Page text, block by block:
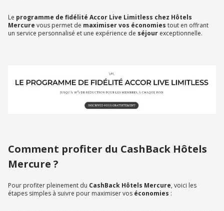
Le programme de fidélité Accor Live Limitless chez Hôtels
Mercure vous permet de maximiser vos économies tout en offrant
un service personnalisé et une expérience de séjour exceptionnelle.
Comment profiter du CashBack Hôtels
Mercure ?
Pour profiter pleinement du CashBack Hôtels Mercure, voici les
étapes simples à suivre pour maximiser vos économies :